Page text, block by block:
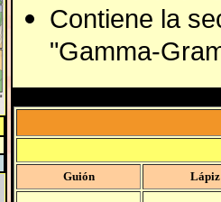
Contiene la
"Gamma-
Guión Lápiz